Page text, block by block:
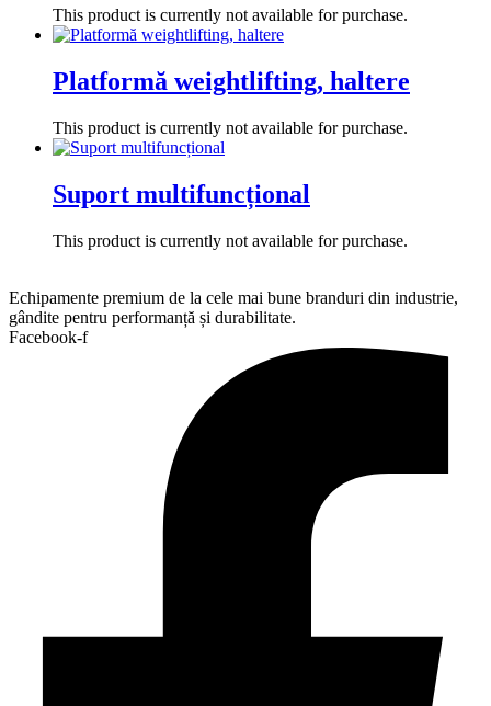
This product is currently not available for purchase.
Platformă weightlifting, haltere
This product is currently not available for purchase.
Suport multifuncțional
This product is currently not available for purchase.
Echipamente premium de la cele mai bune branduri din industrie,
gândite pentru performanță și durabilitate.
Facebook-f